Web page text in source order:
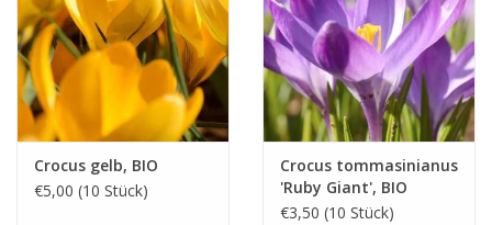
Crocus gelb, BIO
€5,00 (10 Stück)
Crocus tommasinianus
'Ruby Giant', BIO
€3,50 (10 Stück)